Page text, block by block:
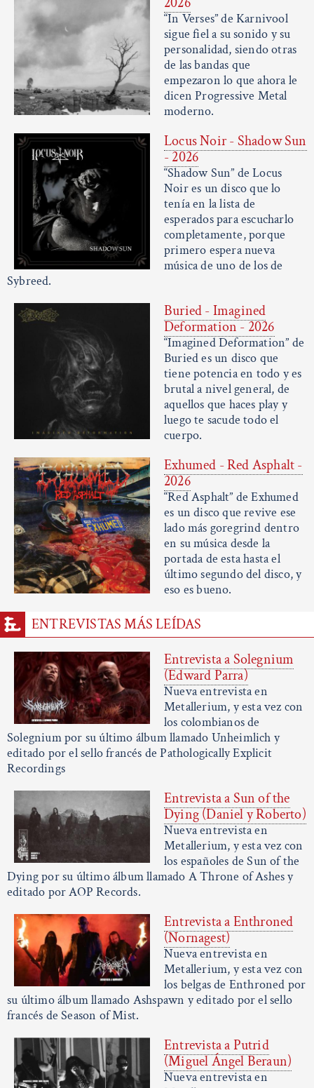
“In Verses” de Karnivool
sigue fiel a su sonido y su
personalidad, siendo otras
de las bandas que
empezaron lo que ahora le
dicen Progressive Metal
moderno.
Locus Noir - Shadow Sun
- 2026
“Shadow Sun” de Locus
Noir es un disco que lo
tenía en la lista de
esperados para escucharlo
completamente, porque
primero espera nueva
música de uno de los de
Sybreed.
Buried - Imagined
Deformation - 2026
“Imagined Deformation” de
Buried es un disco que
tiene potencia en todo y es
brutal a nivel general, de
aquellos que haces play y
luego te sacude todo el
cuerpo.
Exhumed - Red Asphalt -
2026
“Red Asphalt” de Exhumed
es un disco que revive ese
lado más goregrind dentro
en su música desde la
portada de esta hasta el
último segundo del disco, y
eso es bueno.
ENTREVISTAS MÁS LEÍDAS
Entrevista a Solegnium
(Edward Parra)
Nueva entrevista en
Metallerium, y esta vez con
los colombianos de
Solegnium por su último álbum llamado Unheimlich y
editado por el sello francés de Pathologically Explicit
Recordings
Entrevista a Sun of the
Dying (Daniel y Roberto)
Nueva entrevista en
Metallerium, y esta vez con
los españoles de Sun of the
Dying por su último álbum llamado A Throne of Ashes y
editado por AOP Records.
Entrevista a Enthroned
(Nornagest)
Nueva entrevista en
Metallerium, y esta vez con
los belgas de Enthroned por
su último álbum llamado Ashspawn y editado por el sello
francés de Season of Mist.
Entrevista a Putrid
(Miguel Ángel Beraun)
Nueva entrevista en